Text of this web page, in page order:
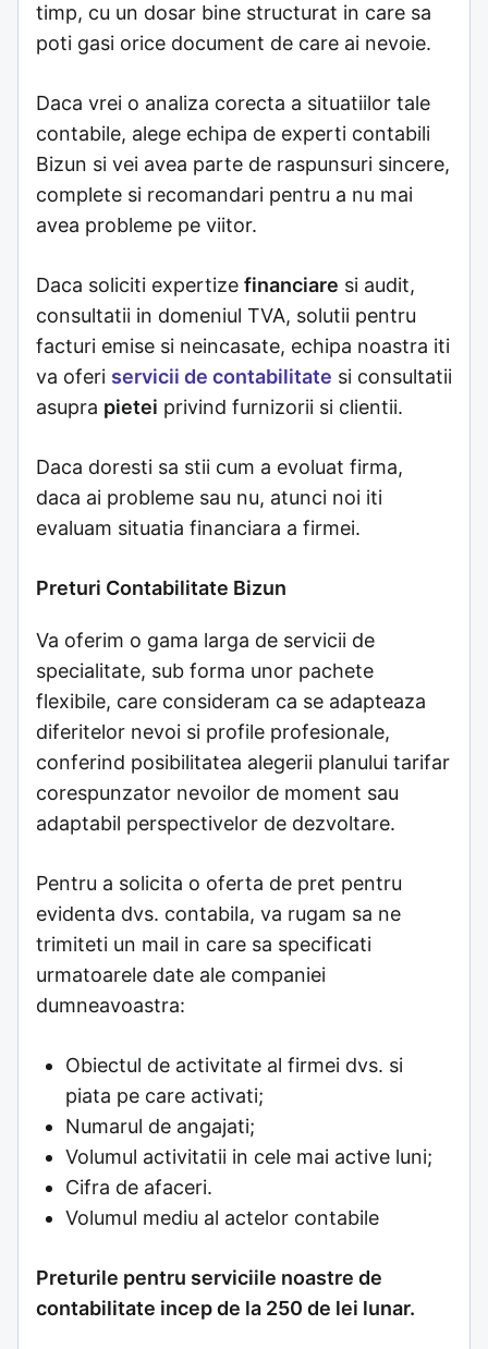
timp, cu un dosar bine structurat in care sa
poti gasi orice document de care ai nevoie.
Daca vrei o analiza corecta a situatiilor tale
contabile, alege echipa de experti contabili
Bizun si vei avea parte de raspunsuri sincere,
complete si recomandari pentru a nu mai
avea probleme pe viitor.
Daca soliciti expertize financiare si audit,
consultatii in domeniul TVA, solutii pentru
facturi emise si neincasate, echipa noastra iti
va oferi servicii de contabilitate si consultatii
asupra pietei privind furnizorii si clientii.
Daca doresti sa stii cum a evoluat firma,
daca ai probleme sau nu, atunci noi iti
evaluam situatia financiara a firmei.
Preturi Contabilitate Bizun
Va oferim o gama larga de servicii de
specialitate, sub forma unor pachete
flexibile, care consideram ca se adapteaza
diferitelor nevoi si profile profesionale,
conferind posibilitatea alegerii planului tarifar
corespunzator nevoilor de moment sau
adaptabil perspectivelor de dezvoltare.
Pentru a solicita o oferta de pret pentru
evidenta dvs. contabila, va rugam sa ne
trimiteti un mail in care sa specificati
urmatoarele date ale companiei
dumneavoastra:
Obiectul de activitate al firmei dvs. si
piata pe care activati;
Numarul de angajati;
Volumul activitatii in cele mai active luni;
Cifra de afaceri.
Volumul mediu al actelor contabile
Preturile pentru serviciile noastre de
contabilitate incep de la 250 de lei lunar.